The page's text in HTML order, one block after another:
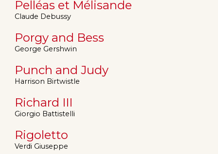
Pelléas et Mélisande
Claude Debussy
Porgy and Bess
George Gershwin
Punch and Judy
Harrison Birtwistle
Richard III
Giorgio Battistelli
Rigoletto
Verdi Giuseppe